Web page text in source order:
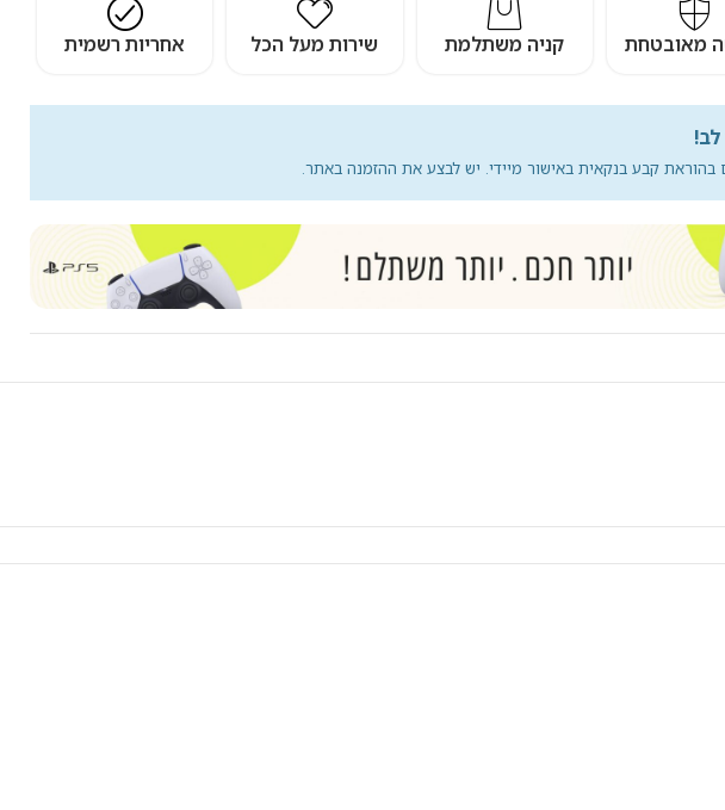
קניה משתלמת שירות מעל הכל אחריות רשמית
בנקאית באישור מיידי. יש לבצע את ההזמנה באתר.